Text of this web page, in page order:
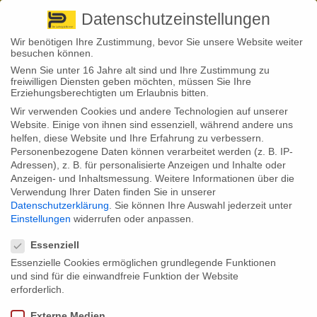
+ 49 3501 528571 |
Back to News
04
Aug.
Stephan Fröhlich
Armutsrisiko nimmt zu – auch
durch fehlenden Versicherungsschutz
Der Paritätische Gesamtverband hat im Juni seinen Armutsbericht 2022
vorgelegt. Hierfür wurden Daten des Mikrozensus ausgewertet – die
größte repräsentative Haushaltsbefragung in Deutschland zur
Einkommenssituation. Präsentiert wird der Mikrozensus vom
Datenschutzeinstellungen
Wir benötigen Ihre Zustimmung, bevor Sie unsere Website weiter
besuchen können.
Wenn Sie unter 16 Jahre alt sind und Ihre Zustimmung zu
freiwilligen Diensten geben möchten, müssen Sie Ihre
Erziehungsberechtigten um Erlaubnis bitten.
Wir verwenden Cookies und andere Technologien auf unserer
Website. Einige von ihnen sind essenziell, während andere uns
helfen, diese Website und Ihre Erfahrung zu verbessern.
Personenbezogene Daten können verarbeitet werden (z. B. IP-
Adressen), z. B. für personalisierte Anzeigen und Inhalte oder
Anzeigen- und Inhaltsmessung. Weitere Informationen über die
Verwendung Ihrer Daten finden Sie in unserer
Datenschutzerklärung
Sie können Ihre Auswahl jederzeit unter
Einstellungen widerrufen oder anpassen.
Essenziell
Essenzielle Cookies ermöglichen grundlegende Funktionen
und sind für die einwandfreie Funktion der Website
erforderlich.